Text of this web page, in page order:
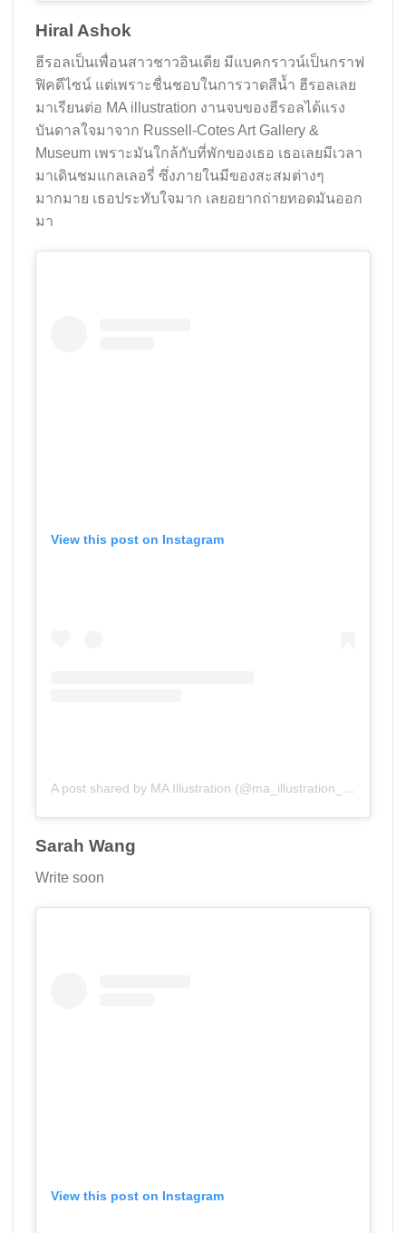
Hiral Ashok
ฮีรอลเป็นเพื่อนสาวชาวอินเดีย มีแบคกราวน์เป็นกราฟ
ฟิคดีไซน์ แต่เพราะชื่นชอบในการวาดสีน้ำ ฮีรอลเลย
มาเรียนต่อ MA illustration งานจบของฮีรอลได้แรง
บันดาลใจมาจาก Russell-Cotes Art Gallery &
Museum เพราะมันใกล้กับที่พักของเธอ เธอเลยมีเวลา
มาเดินชมแกลเลอรี่ ซึ่งภายในมีของสะสมต่างๆ
มากมาย เธอประทับใจมาก เลยอยากถ่ายทอดมันออก
มา
View this post on Instagram
A post shared by MA Illustration (@ma_illustration_aub)
Sarah Wang
Write soon
View this post on Instagram